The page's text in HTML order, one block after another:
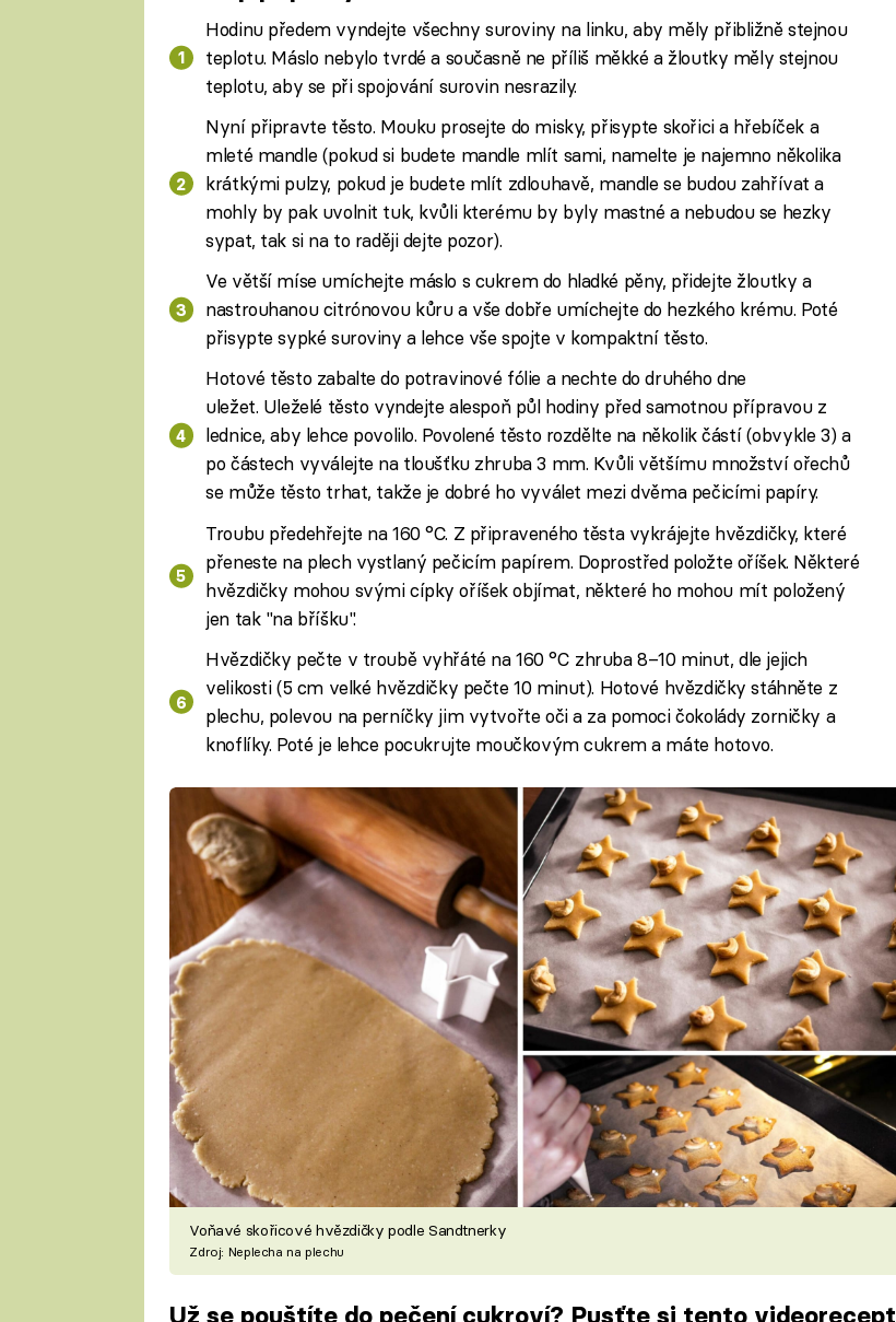
Hodinu předem vyndejte všechny suroviny na linku, aby měly přibližně stejnou
teplotu. Máslo nebylo tvrdé a současně ne příliš měkké a žloutky měly stejnou
teplotu, aby se při spojování surovin nesrazily.
Nyní připravte těsto. Mouku prosejte do misky, přisypte skořici a hřebíček a
mleté mandle (pokud si budete mandle mlít sami, namelte je najemno několika
krátkými pulzy, pokud je budete mlít zdlouhavě, mandle se budou zahřívat a
mohly by pak uvolnit tuk, kvůli kterému by byly mastné a nebudou se hezky
sypat, tak si na to raději dejte pozor).
Ve větší míse umíchejte máslo s cukrem do hladké pěny, přidejte žloutky a
nastrouhanou citrónovou kůru a vše dobře umíchejte do hezkého krému. Poté
přisypte sypké suroviny a lehce vše spojte v kompaktní těsto.
Hotové těsto zabalte do potravinové fólie a nechte do druhého dne
uležet. Uleželé těsto vyndejte alespoň půl hodiny před samotnou přípravou z
lednice, aby lehce povolilo. Povolené těsto rozdělte na několik částí (obvykle 3) a
po částech vyválejte na tloušťku zhruba 3 mm. Kvůli většímu množství ořechů
se může těsto trhat, takže je dobré ho vyválet mezi dvěma pečicími papíry.
Troubu předehřejte na 160 °C. Z připraveného těsta vykrájejte hvězdičky, které
přeneste na plech vystlaný pečicím papírem. Doprostřed položte oříšek. Některé
hvězdičky mohou svými cípky oříšek objímat, některé ho mohou mít položený
jen tak "na bříšku".
Hvězdičky pečte v troubě vyhřáté na 160 °C zhruba 8–10 minut, dle jejich
velikosti (5 cm velké hvězdičky pečte 10 minut). Hotové hvězdičky stáhněte z
plechu, polevou na perníčky jim vytvořte oči a za pomoci čokolády zorničky a
knoflíky. Poté je lehce pocukrujte moučkovým cukrem a máte hotovo.
Voňavé skořicové hvězdičky podle Sandtnerky
Zdroj: Neplecha na plechu
Už se pouštíte do pečení cukroví? Pusťte si tento videorecept